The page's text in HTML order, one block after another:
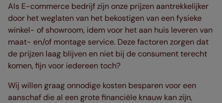
Als E-commerce bedrijf zijn onze prijzen aantrekkelijker
door het weglaten van het bekostigen van een fysieke
winkel- of showroom, idem voor het aan huis leveren van
maat- en/of montage service. Deze factoren zorgen dat
de prijzen laag blijven en niet bij de consument terecht
komen, fijn voor iedereen toch?
Wij willen graag onnodige kosten besparen voor een
aanschaf die al een grote financiële knauw kan zijn,